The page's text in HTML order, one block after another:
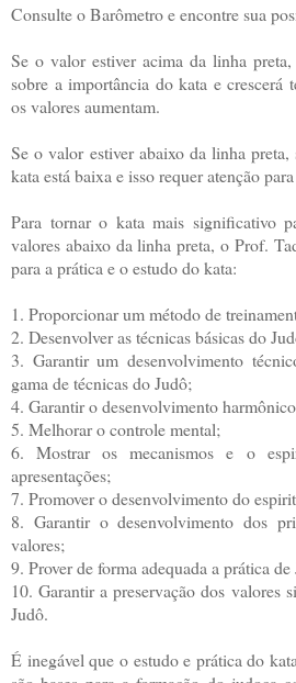
Consulte o Barômetro e encontre sua
Se o valor estiver acima da linha
sobre a importância do kata e crescerá
os valores aumentam.
Se o valor estiver abaixo da linha
kata está baixa e isso requer atenção
Para tornar o kata mais significativo
valores abaixo da linha preta, o Prof.
para a prática e o estudo do kata:
1. Proporcionar um método de
2. Desenvolver as técnicas básicas do
3. Garantir um desenvolvimento
gama de técnicas do Judô;
4. Garantir o desenvolvimento
5. Melhorar o controle mental;
6. Mostrar os mecanismos e o
apresentações;
7. Promover o desenvolvimento do
8. Garantir o desenvolvimento dos
valores;
9. Prover de forma adequada a prática
10. Garantir a preservação dos valores
Judô.
É inegável que o estudo e prática do